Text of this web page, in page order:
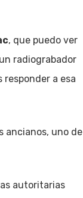
, que puedo ver
radiograbador
responder a esa
ancianos, uno de
autoritarias